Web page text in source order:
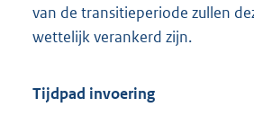
van de transitieperiode zullen
wettelijk verankerd zijn.
Tijdpad invoering